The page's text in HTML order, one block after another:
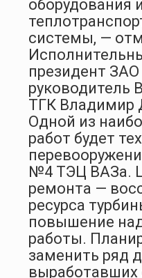
оборудования и
системы, —
президент ЗАО
руководитель
ТГК Владимир
Одной из
работ будет
№4 ТЭЦ ВАЗа.
ремонта —
ресурса
повышение
работы.
заменить ряд
выработавших